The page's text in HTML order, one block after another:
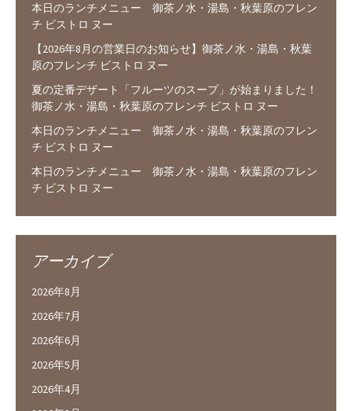
本日のランチメニュー 御茶ノ水・湯島・秋葉原のフレン
チ ビストロ ヌー
【2026年8月の営業日のお知らせ】御茶ノ水・湯島・秋葉
原のフレンチ ビストロ ヌー
夏の定番デザート「フルーツのスープ」が始まりました！
御茶ノ水・湯島・秋葉原のフレンチ ビストロ ヌー
本日のランチメニュー 御茶ノ水・湯島・秋葉原のフレン
チ ビストロ ヌー
本日のランチメニュー 御茶ノ水・湯島・秋葉原のフレン
チ ビストロ ヌー
アーカイブ
2026年8月
2026年7月
2026年6月
2026年5月
2026年4月